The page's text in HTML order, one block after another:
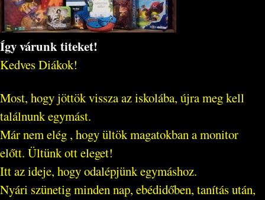
Így várunk titeket!
Kedves Diákok!
Most, hogy jöttök vissza az iskolába, újra meg kell
találnunk egymást.
Már nem elég , hogy ültök magatokban a monitor
előtt. Ültünk ott eleget!
Itt az ideje, hogy odalépjünk egymáshoz.
Nyári szünetig minden nap, ebédidőben, tanítás után,